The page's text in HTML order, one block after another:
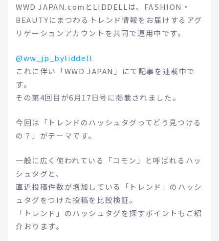
WWD JAPAN.comとLIDDELLは、FASHION・
BEAUTYにまつわるトレンド情報をお届けするアグ
リゲーションアカウントを共同で運用中です。
@ww_jp_byliddell
これに伴い「WWD JAPAN」にて記事を連載中で
す。
その第4回目が6月17日号に掲載されました。
今回は「トレンドのハッシュタグってどう見つける
の？」がテーマです。
一般に広く使われている「コモン」と呼ばれるハッ
シュタグと、
直近投稿件数が増加している「トレンド」のハッシ
ュタグをつけた投稿を比較検証。
「トレンド」のハッシュタグを探すポイントもご紹
介おります。